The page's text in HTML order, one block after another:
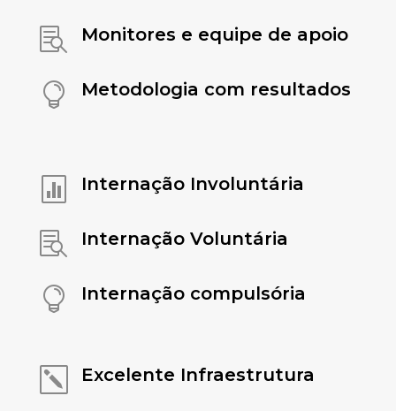
 Monitores e equipe de apoio
 Metodologia com resultados
 Internação Involuntária
 Internação Voluntária
 Internação compulsória
k Excelente Infraestrutura